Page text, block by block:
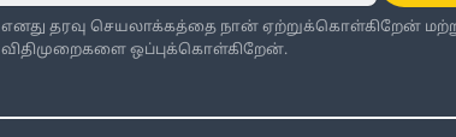
எனது தரவு செயலாக்கத்தை நான் ஏற்றுக்கொள்கிறேன்
விதிமுறைகளை ஒப்புக்கொள்கிறேன்.